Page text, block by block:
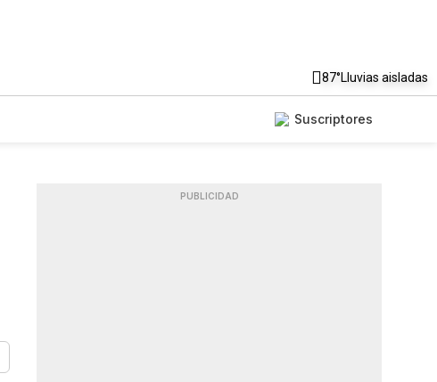
87°Lluvias aisladas
Suscriptores
PUBLICIDAD